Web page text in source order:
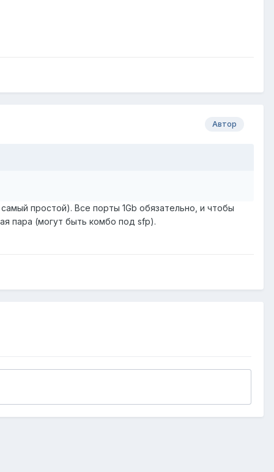
Автор
простой). Все порты 1Gb обязательно, и чтобы
пара (могут быть комбо под sfp).